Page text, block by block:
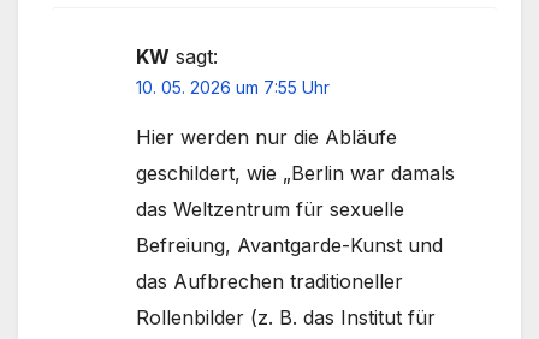
KW sagt:
10. 05. 2026 um 7:55 Uhr
Hier werden nur die Abläufe
geschildert, wie „Berlin war damals
das Weltzentrum für sexuelle
Befreiung, Avantgarde-Kunst und
das Aufbrechen traditioneller
Rollenbilder (z. B. das Institut für